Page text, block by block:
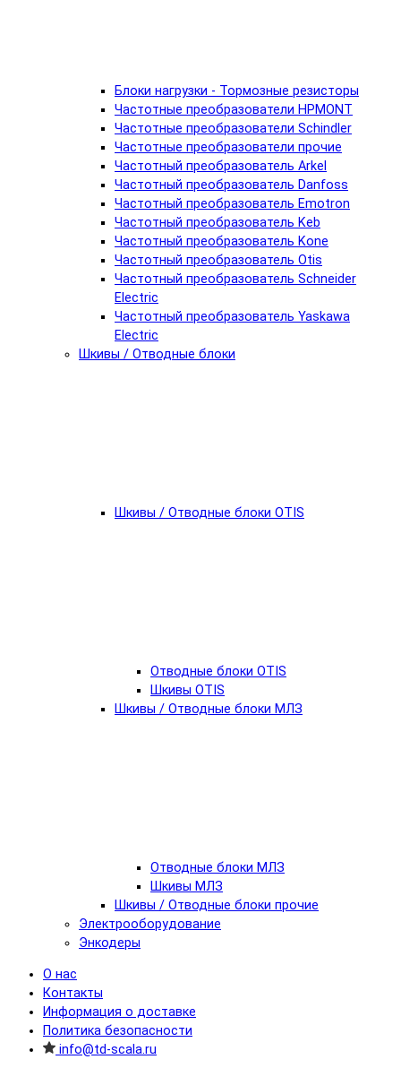
Блоки нагрузки - Тормозные резисторы
Частотные преобразователи HPMONT
Частотные преобразователи Schindler
Частотные преобразователи прочие
Частотный преобразователь Arkel
Частотный преобразователь Danfoss
Частотный преобразователь Emotron
Частотный преобразователь Keb
Частотный преобразователь Kone
Частотный преобразователь Otis
Частотный преобразователь Schneider
Electric
Частотный преобразователь Yaskawa
Electric
Шкивы / Отводные блоки
Шкивы / Отводные блоки OTIS
Отводные блоки OTIS
Шкивы OTIS
Шкивы / Отводные блоки МЛЗ
Отводные блоки МЛЗ
Шкивы МЛЗ
Шкивы / Отводные блоки прочие
Электрооборудование
Энкодеры
О нас
Контакты
Информация о доставке
Политика безопасности
info@td-scala.ru